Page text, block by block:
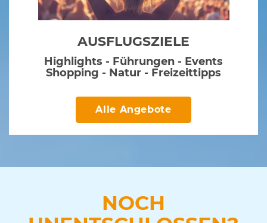
AUSFLUGSZIELE
Highlights - Führungen - Events
Shopping - Natur - Freizeittipps
Alle Angebote
NOCH